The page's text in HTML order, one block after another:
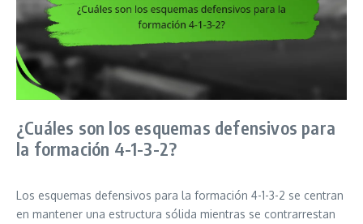
¿Cuáles son los esquemas defensivos para
la formación 4-1-3-2?
Los esquemas defensivos para la formación 4-1-3-2 se centran
en mantener una estructura sólida mientras se contrarrestan